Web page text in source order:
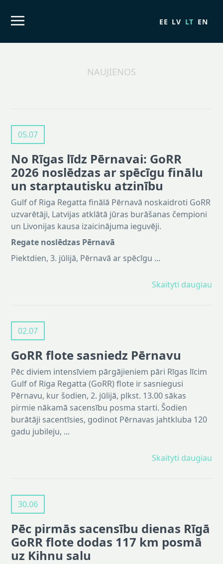
EE LV LT EN
NAUJIENOS
05.07
No Rīgas līdz Pērnavai: GoRR
2026 noslēdzas ar spēcīgu finālu
un starptautisku atzinību
Gulf of Riga Regatta finālā Pērnavā noskaidroti GoRR
uzvarētāji, Latvijas atklātā jūras burāšanas čempioni
un Livonijas kausa izaicinājuma ieguvēji.
Regate noslēdzas Pērnavā
Piektdien, 3. jūlijā, Pērnavā ar spēcīgu ...
Skaityti daugiau
02.07
GoRR flote sasniedz Pērnavu
Pēc diviem intensīviem pārgājieniem pāri Rīgas līcim
Gulf of Riga Regatta (GoRR) flote ir sasniegusi
Pērnavu, kur šodien, 2. jūlijā, plkst. 13.00 sākas
pirmie nākamā sacensību posma starti. Šodien
burātāji sacentīsies, godinot Pērnavas jahtkluba 120
gadu jubileju, ...
Skaityti daugiau
30.06
Pēc pirmās sacensību dienas Rīgā
GoRR flote dodas 117 km posmā
uz Kihnu salu